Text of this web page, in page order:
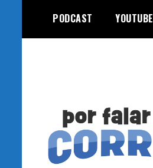
content
PODCAST YOUTUBE